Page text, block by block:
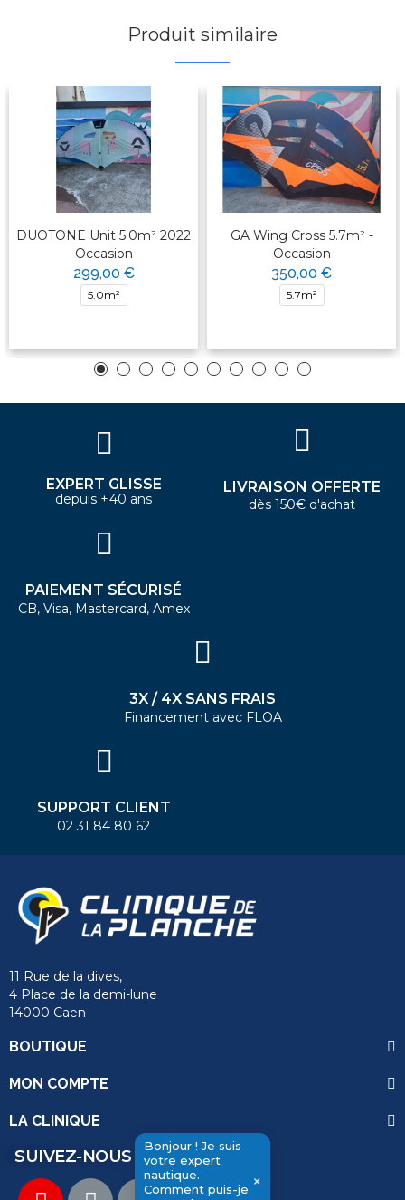
Produit similaire
DUOTONE Unit 5.0m² 2022
Occasion
299,00 €
5.0m²
GA Wing Cross 5.7m² -
Occasion
350,00 €
5.7m²
Bonjour ! Je suis
votre expert
nautique.
Comment puis-je ×
EXPERT GLISSE
depuis +40 ans
LIVRAISON OFFERTE
dès 150€ d'achat
PAIEMENT SÉCURISÉ
CB, Visa, Mastercard, Amex
3X / 4X SANS FRAIS
Financement avec FLOA
SUPPORT CLIENT
02 31 84 80 62
11 Rue de la dives,
4 Place de la demi-lune
14000 Caen
BOUTIQUE
MON COMPTE
LA CLINIQUE
SUIVEZ-NOUS